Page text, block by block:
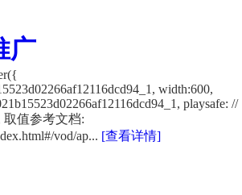
广
width:600,
playsafe: //
值参考文档:
vod/ap... [查看详情]